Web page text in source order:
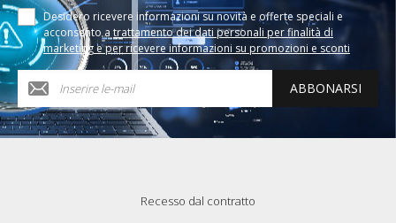
Desidero ricevere informazioni su novità e offerte speciali e
acconsento a trattamento dei dati personali per finalità di
marketing e per ricevere informazioni su promozioni e sconti
ABBONARSI
Recesso dal contratto